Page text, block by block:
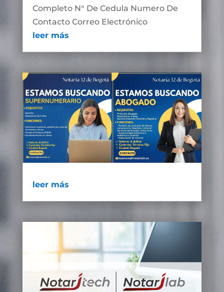
Completo N° De Cedula Numero De
Contacto Correo Electrónico
leer más
leer más